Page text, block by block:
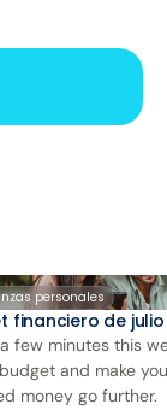
personales
financiero de
few minutes this
and make
money go further.